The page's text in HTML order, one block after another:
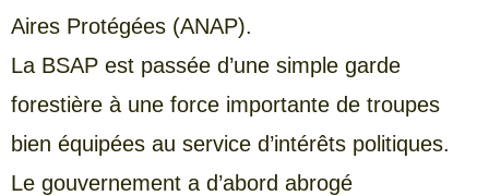
Aires Protégées (ANAP).
La BSAP est passée d’une simple garde
forestière à une force importante de troupes
bien équipées au service d’intérêts politiques.
Le gouvernement a d’abord abrogé